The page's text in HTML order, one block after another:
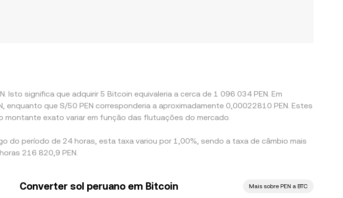
significa que adquirir 5 Bitcoin equivaleria a cerca de 1 096 034 PEN. Em
que S/50 PEN corresponderia a aproximadamente 0,00022810 PEN. Estes
montante exato variar em função das flutuações do mercado.
do período de 24 horas, esta taxa variou por 1,00%, sendo a taxa de câmbio mais
216 820,9 PEN.
Converter sol peruano em Bitcoin Mais sobre PEN a BTC